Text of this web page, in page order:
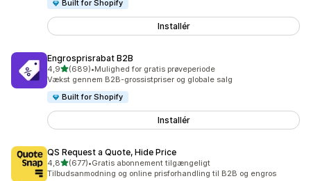
Built for Shopify
Installér
Engrosprisrabat B2B
4,9ud af 5 stjerner
(689)
689 anmeldelser i alt
•Mulighed for gratis prøveperiode
Vækst gennem B2B-grossistpriser og globale salg
Built for Shopify
Installér
QS Request a Quote, Hide Price
4,8ud af 5 stjerner
(677)
677 anmeldelser i alt
•Gratis abonnement tilgængeligt
Tilbudsanmodning og online prisforhandling til B2B og engros